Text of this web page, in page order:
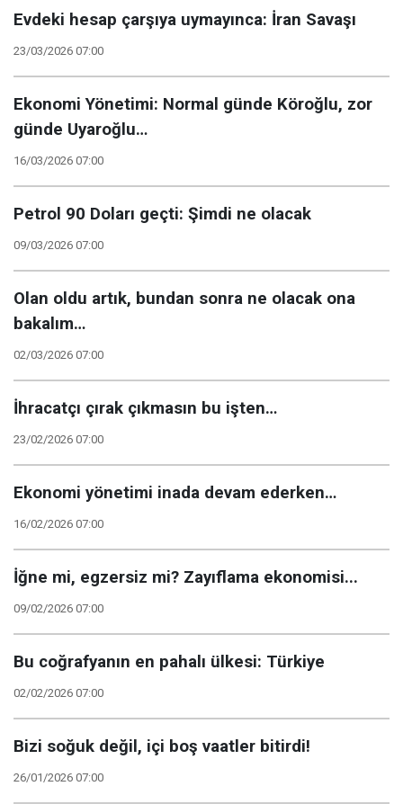
Evdeki hesap çarşıya uymayınca: İran Savaşı
23/03/2026 07:00
Ekonomi Yönetimi: Normal günde Köroğlu, zor
günde Uyaroğlu…
16/03/2026 07:00
Petrol 90 Doları geçti: Şimdi ne olacak
09/03/2026 07:00
Olan oldu artık, bundan sonra ne olacak ona
bakalım…
02/03/2026 07:00
İhracatçı çırak çıkmasın bu işten…
23/02/2026 07:00
Ekonomi yönetimi inada devam ederken…
16/02/2026 07:00
İğne mi, egzersiz mi? Zayıflama ekonomisi...
09/02/2026 07:00
Bu coğrafyanın en pahalı ülkesi: Türkiye
02/02/2026 07:00
Bizi soğuk değil, içi boş vaatler bitirdi!
26/01/2026 07:00